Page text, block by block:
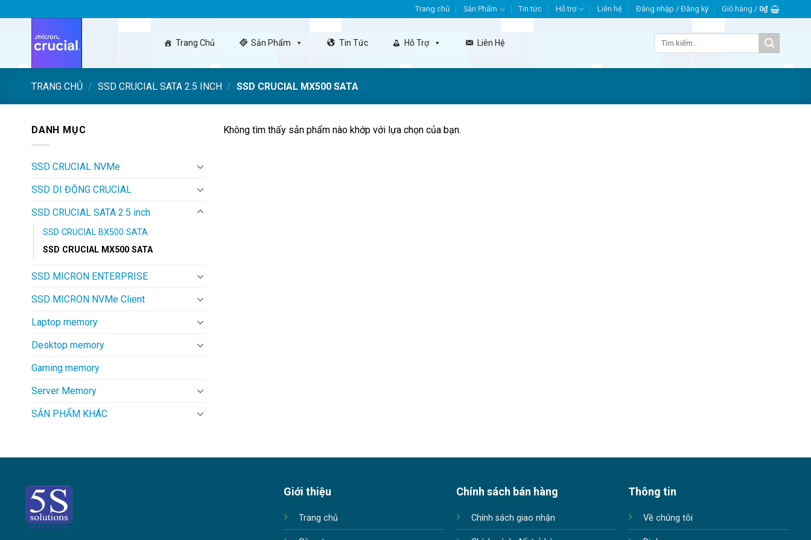
to
Trang chủ Sản Phẩm Tin tức Hỗ trợ Liên hệ Đăng nhập / Đăng ký Giỏ hàng / 0₫
Trang Chủ Sản Phẩm Tin Tức Hỗ Trợ Liên Hệ
Tìm
TRANG CHỦ / SSD CRUCIAL SATA 2.5 INCH / SSD CRUCIAL MX500 SATA
DANH MỤC
SSD CRUCIAL NVMe
SSD DI ĐỘNG CRUCIAL
SSD CRUCIAL SATA 2.5 inch
SSD CRUCIAL BX500 SATA
SSD CRUCIAL MX500 SATA
SSD MICRON ENTERPRISE
SSD MICRON NVMe Client
Laptop memory
Desktop memory
Gaming memory
Server Memory
SẢN PHẨM KHÁC
Không tìm thấy sản phẩm nào khớp với lựa chọn của bạn.
Giới thiệu
Trang chủ
Chính sách bán hàng
Chính sách giao nhận
Thông tin
Về chúng tôi